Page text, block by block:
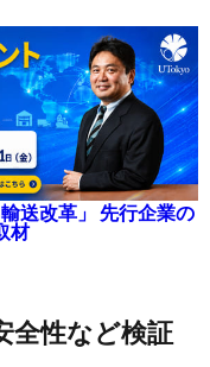
送改革」 先行企業の
材
全性など検証